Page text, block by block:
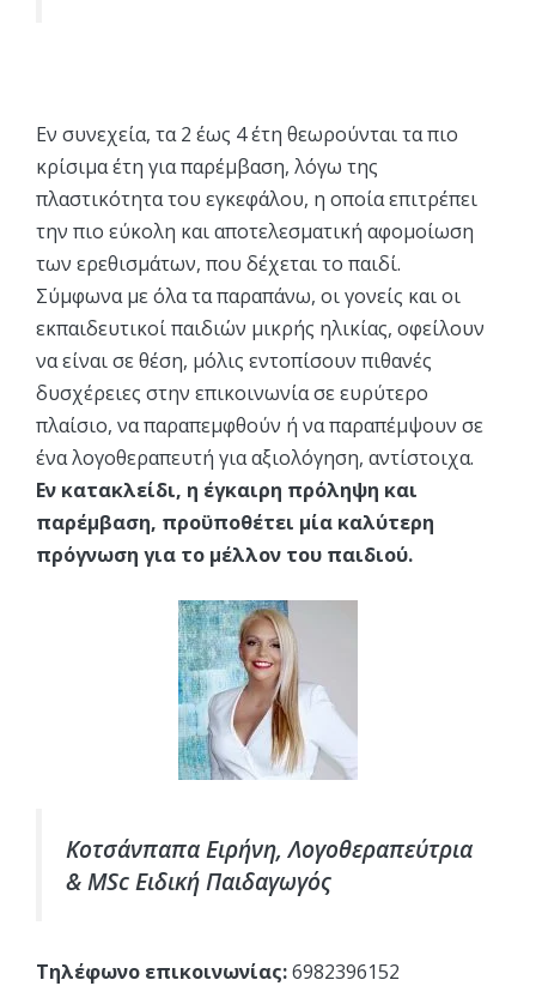
Εν συνεχεία, τα 2 έως 4 έτη θεωρούνται τα πιο
κρίσιμα έτη για παρέμβαση, λόγω της
πλαστικότητα του εγκεφάλου, η οποία επιτρέπει
την πιο εύκολη και αποτελεσματική αφομοίωση
των ερεθισμάτων, που δέχεται το παιδί.
Σύμφωνα με όλα τα παραπάνω, οι γονείς και οι
εκπαιδευτικοί παιδιών μικρής ηλικίας, οφείλουν
να είναι σε θέση, μόλις εντοπίσουν πιθανές
δυσχέρειες στην επικοινωνία σε ευρύτερο
πλαίσιο, να παραπεμφθούν ή να παραπέμψουν σε
ένα λογοθεραπευτή για αξιολόγηση, αντίστοιχα.
Εν κατακλείδι, η έγκαιρη πρόληψη και
παρέμβαση, προϋποθέτει μία καλύτερη
πρόγνωση για το μέλλον του παιδιού.
Κοτσάνπαπα Ειρήνη, Λογοθεραπεύτρια
& MSc Ειδική Παιδαγωγός
Τηλέφωνο επικοινωνίας:6982396152